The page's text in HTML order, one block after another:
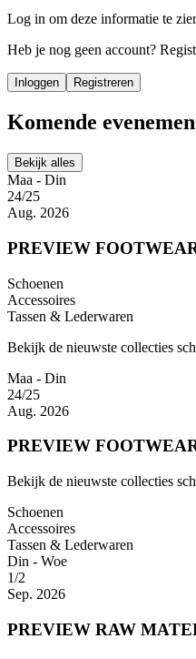
Log in om deze informatie te
Heb je nog geen account?
Inloggen Registreren
Komende
Bekijk alles
Maa - Din
24/25
Aug. 2026
PREVIEW
Schoenen
Accessoires
Tassen & Lederwaren
Bekijk de nieuwste collecties
Maa - Din
24/25
Aug. 2026
PREVIEW
Bekijk de nieuwste collecties
Schoenen
Accessoires
Tassen & Lederwaren
Din - Woe
1/2
Sep. 2026
PREVIEW RAW